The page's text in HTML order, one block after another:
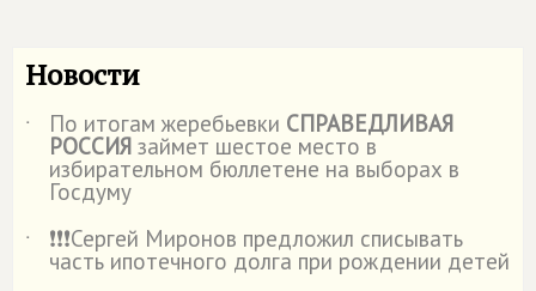
Новости
˙ По итогам жеребьевки СПРАВЕДЛИВАЯ
РОССИЯ займет шестое место в
избирательном бюллетене на выборах в
Госдуму
˙
❗️❗️❗️Сергей Миронов предложил списывать
часть ипотечного долга при рождении детей